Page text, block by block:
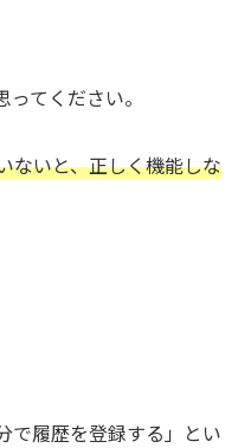
ってください。
ないと、正しく機能しな
で履歴を登録する」とい